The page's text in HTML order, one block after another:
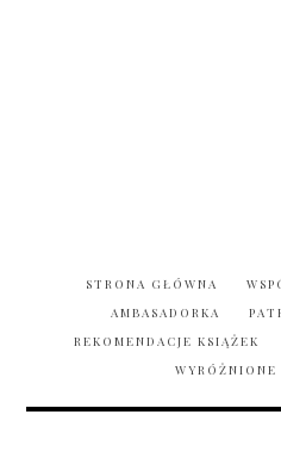
STRONA GŁÓWNA
AMBASADORKA
REKOMENDACJE KSIĄŻEK
WYRÓŻNIONE